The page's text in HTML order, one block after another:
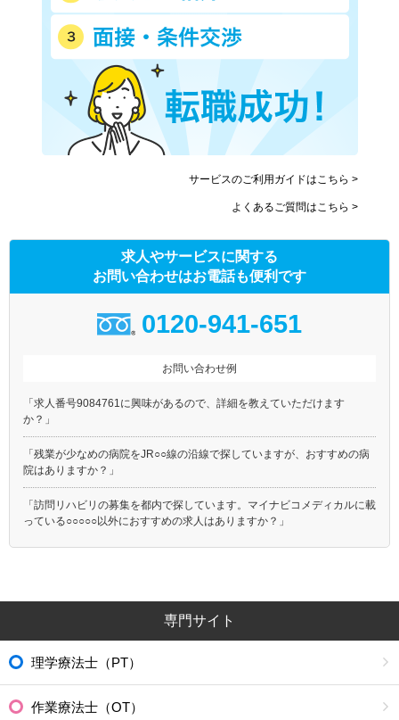
サービスのご利用ガイドはこちら >
よくあるご質問はこちら >
求人やサービスに関する
お問い合わせはお電話も便利です
0120-941-651
お問い合わせ例
「求人番号9084761に興味があるので、詳細を教えていただけます
か？」
「残業が少なめの病院をJR○○線の沿線で探していますが、おすすめの病
院はありますか？」
「訪問リハビリの募集を都内で探しています。マイナビコメディカルに載
っている○○○○○以外におすすめの求人はありますか？」
専門サイト
理学療法士（PT）
作業療法士（OT）